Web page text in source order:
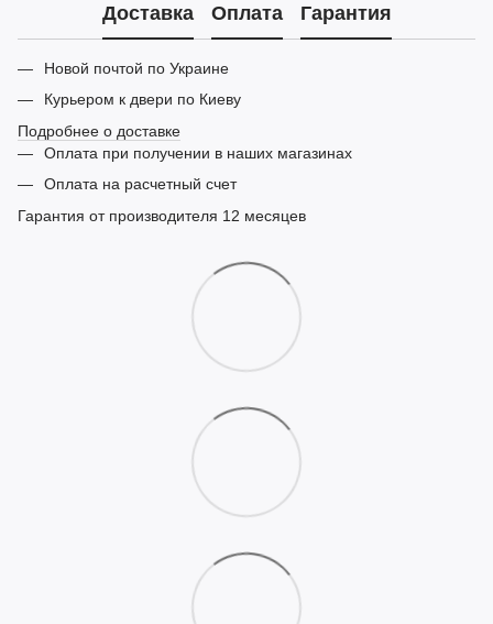
Доставка Оплата Гарантия
Новой почтой по Украине
Курьером к двери по Киеву
Подробнее о доставке
Оплата при получении в наших магазинах
Оплата на расчетный счет
Гарантия от производителя 12 месяцев